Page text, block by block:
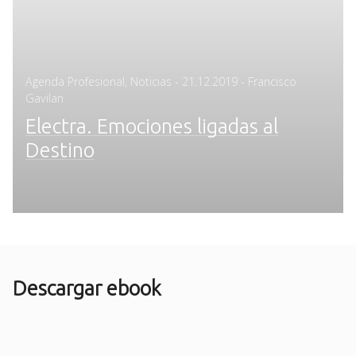
Agenda Profesional Noticias - Posted
21.12.2019 - Francisco
Gavilan
Electra. Emociones ligadas al
Destino
Descargar ebook